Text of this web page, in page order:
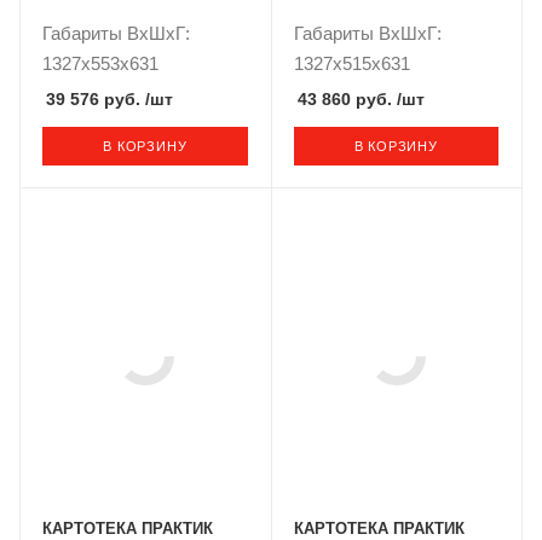
Габариты ВxШxГ:
1327x553x631
39 576 руб. /шт
В КОРЗИНУ
Габариты ВxШxГ:
1327x515x631
43 860 руб. /шт
В КОРЗИНУ
КАРТОТЕКА ПРАКТИК
КАРТОТЕКА ПРАКТИК